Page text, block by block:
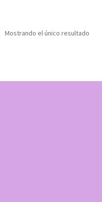
Mostrando el único resultado